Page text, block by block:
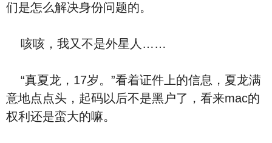
们是怎么解决身份问题的。
咳咳，我又不是外星人……
“真夏龙，17岁。”看着证件上的信息，夏龙满
意地点点头，起码以后不是黑户了，看来mac的
权利还是蛮大的嘛。